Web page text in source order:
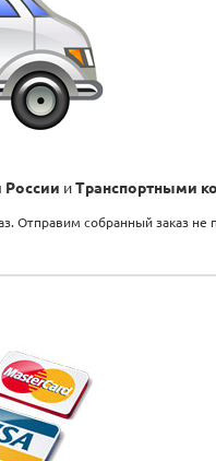
России иТранспортными
Отправим собранный заказ